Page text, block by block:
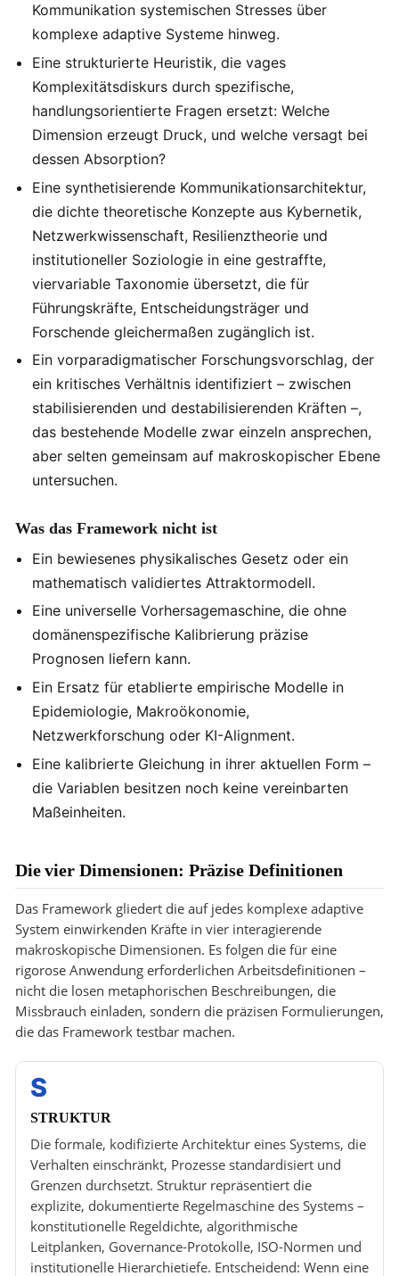
Kommunikation systemischen Stresses über
komplexe adaptive Systeme hinweg.
Eine strukturierte Heuristik, die vages
Komplexitätsdiskurs durch spezifische,
handlungsorientierte Fragen ersetzt: Welche
Dimension erzeugt Druck, und welche versagt bei
dessen Absorption?
Eine synthetisierende Kommunikationsarchitektur,
die dichte theoretische Konzepte aus Kybernetik,
Netzwerkwissenschaft, Resilienztheorie und
institutioneller Soziologie in eine gestraffte,
viervariable Taxonomie übersetzt, die für
Führungskräfte, Entscheidungsträger und
Forschende gleichermaßen zugänglich ist.
Ein vorparadigmatischer Forschungsvorschlag, der
ein kritisches Verhältnis identifiziert – zwischen
stabilisierenden und destabilisierenden Kräften –,
das bestehende Modelle zwar einzeln ansprechen,
aber selten gemeinsam auf makroskopischer Ebene
untersuchen.
Was das Framework nicht ist
Ein bewiesenes physikalisches Gesetz oder ein
mathematisch validiertes Attraktormodell.
Eine universelle Vorhersagemaschine, die ohne
domänenspezifische Kalibrierung präzise
Prognosen liefern kann.
Ein Ersatz für etablierte empirische Modelle in
Epidemiologie, Makroökonomie,
Netzwerkforschung oder KI-Alignment.
Eine kalibrierte Gleichung in ihrer aktuellen Form –
die Variablen besitzen noch keine vereinbarten
Maßeinheiten.
Die vier Dimensionen: Präzise Definitionen
Das Framework gliedert die auf jedes komplexe adaptive
System einwirkenden Kräfte in vier interagierende
makroskopische Dimensionen. Es folgen die für eine
rigorose Anwendung erforderlichen Arbeitsdefinitionen –
nicht die losen metaphorischen Beschreibungen, die
Missbrauch einladen, sondern die präzisen Formulierungen,
die das Framework testbar machen.
S
STRUKTUR
Die formale, kodifizierte Architektur eines Systems, die
Verhalten einschränkt, Prozesse standardisiert und
Grenzen durchsetzt. Struktur repräsentiert die
explizite, dokumentierte Regelmaschine des Systems –
konstitutionelle Regeldichte, algorithmische
Leitplanken, Governance-Protokolle, ISO-Normen und
institutionelle Hierarchietiefe. Entscheidend: Wenn eine